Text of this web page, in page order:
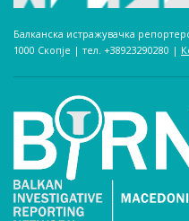
Балканска истражувачка
1000 Скопје | тел. +38923290280­ |